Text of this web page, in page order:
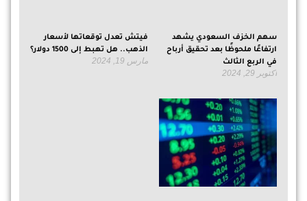
سهم الخزف السعودي يشهد
ارتفاعًا ملحوظًا بعد تحقيق أرباح
في الربع الثالث
أكتوبر 29, 2024
فيتش تعدل توقعاتها لأسعار
الذهب.. هل تهبط إلى 1500 دولار؟
مارس 19, 2024